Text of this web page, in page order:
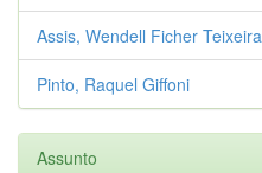
Assis, Wendell Ficher Teixeira
Pinto, Raquel Giffoni
Assunto